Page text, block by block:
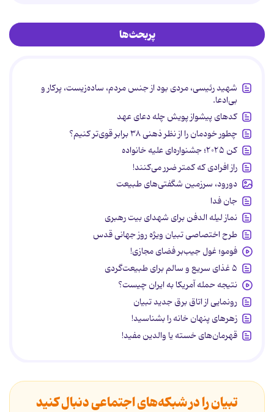
پربحث‌ها
شهید رئیسی، مردی بود از جنس مردم، ساده‌زیست، پرکار و
بی‌ادعا.
کدهای پیشواز پویش چله دعای عهد
چطور خودمان را از نظر ذهنی ۳۸ برابر قوی‌تر کنیم؟
کن ۲۰۲۵؛ جشنواره‌ای علیه خانواده
راز افرادی که کمتر ضرر می‌کنند!
دورود، سرزمین شگفتی‌های طبیعت
جان فدا
نماز لیله الدفن برای شهدای بیت رهبری
طرح اختصاصی تبیان ویژه روز جهانی قدس
فومو؛ غول جیب‌بر فضای مجازی!
۵ غذای سریع و سالم برای طبیعت‌گردی
نتیجه حمله آمریکا به ایران چیست؟
رونمایی از اتاق برق جدید تبیان
زهرهای پنهان خانه را بشناسید!
قهرمان‌های خسته یا والدین مفید!
تبیان را در شبکه‌های اجتماعی دنبال کنید